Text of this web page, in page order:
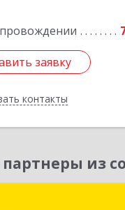
заявку
контакты
заявку
Назад
из